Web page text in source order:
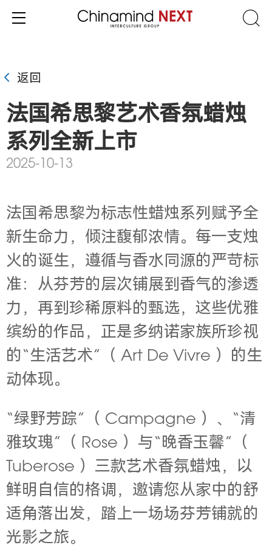
返回
法国希思黎艺术香氛蜡烛
系列全新上市
2025-10-13
法国希思黎为标志性蜡烛系列赋予全
新生命力，倾注馥郁浓情。每一支烛
火的诞生，遵循与香水同源的严苛标
准：从芬芳的层次铺展到香气的渗透
力，再到珍稀原料的甄选，这些优雅
缤纷的作品，正是多纳诺家族所珍视
的“生活艺术”（ Art De Vivre ）的生
动体现。
“绿野芳踪”（ Campagne ）、“清
雅玫瑰”（ Rose ）与“晚香玉馨”（
Tuberose ）三款艺术香氛蜡烛，以
鲜明自信的格调，邀请您从家中的舒
适角落出发，踏上一场场芬芳铺就的
光影之旅。